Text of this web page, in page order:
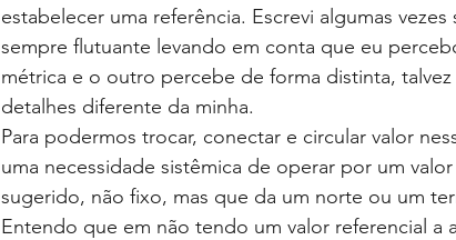
estabelecer uma referência. Escrevi algumas
sempre flutuante levando em conta que eu
métrica e o outro percebe de forma distinta,
detalhes diferente da minha.
Para podermos trocar, conectar e circular valor
uma necessidade sistêmica de operar por um
sugerido, não fixo, mas que da um norte ou um
Entendo que em não tendo um valor referencial a